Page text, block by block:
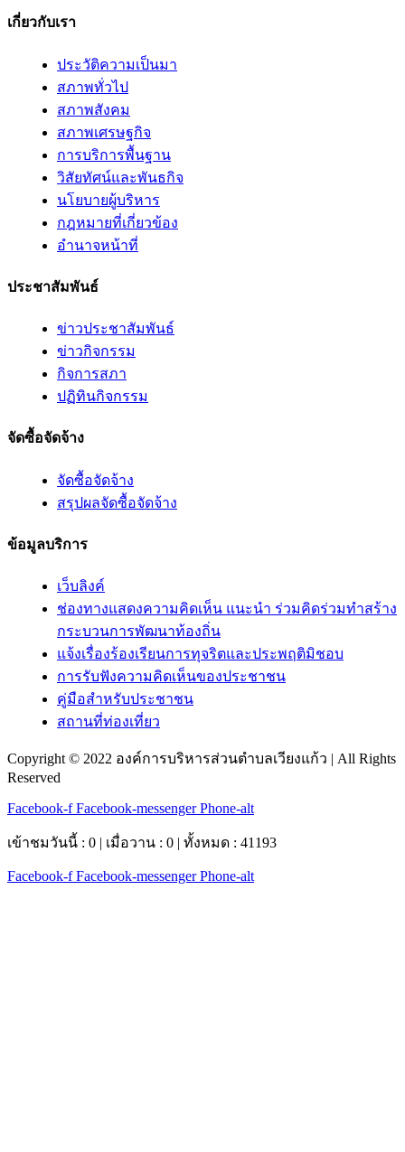
เกี่ยวกับเรา
ประวัติความเป็นมา
สภาพทั่วไป
สภาพสังคม
สภาพเศรษฐกิจ
การบริการพื้นฐาน
วิสัยทัศน์และพันธกิจ
นโยบายผู้บริหาร
กฎหมายที่เกี่ยวข้อง
อํานาจหน้าที่
ประชาสัมพันธ์
ข่าวประชาสัมพันธ์
ข่าวกิจกรรม
กิจการสภา
ปฏิทินกิจกรรม
จัดซื้อจัดจ้าง
จัดซื้อจัดจ้าง
สรุปผลจัดซื้อจัดจ้าง
ข้อมูลบริการ
เว็บลิงค์
ช่องทางแสดงความคิดเห็น แนะนำ ร่วมคิดร่วมทำสร้าง
กระบวนการพัฒนาท้องถิ่น
แจ้งเรื่องร้องเรียนการทุจริตและประพฤติมิชอบ
การรับฟังความคิดเห็นของประชาชน
คู่มือสำหรับประชาชน
สถานที่ท่องเที่ยว
Copyright © 2022 องค์การบริหารส่วนตำบลเวียงแก้ว | All Rights
Reserved
Facebook-f Facebook-messenger Phone-alt
เข้าชมวันนี้ : 0 | เมื่อวาน : 0 | ทั้งหมด : 41193
Facebook-f Facebook-messenger Phone-alt